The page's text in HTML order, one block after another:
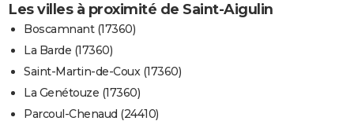
Les villes à proximité de Saint-Aigulin
Boscamnant (17360)
La Barde (17360)
Saint-Martin-de-Coux (17360)
La Genétouze (17360)
Parcoul-Chenaud (24410)